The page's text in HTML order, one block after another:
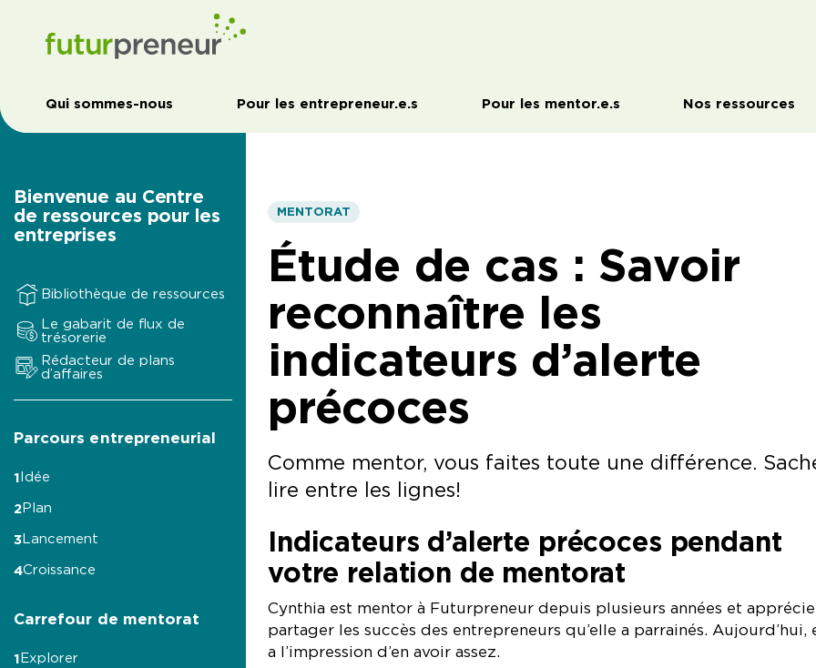
Qui sommes-nous Pour les entrepreneur.e.s Pour les mentor.e.s Nos ressources
Bienvenue au Centre
de ressources pour les
entreprises
Bibliothèque de ressources
Le gabarit de flux de
trésorerie
Rédacteur de plans
d’affaires
Parcours entrepreneurial
1 Idée
2Plan
3Lancement
4Croissance
Carrefour de mentorat
1 Explorer
MENTORAT
Étude de cas : Savoir
reconnaître les
indicateurs d’alerte
précoces
Comme mentor, vous faites toute une différence.
lire entre les lignes!
Indicateurs d’alerte précoces pendant
votre relation de mentorat
Cynthia est mentor à Futurpreneur depuis plusieurs années et apprécie
partager les succès des entrepreneurs qu’elle a parrainés. Aujourd’hui,
a l’impression d’en avoir assez.